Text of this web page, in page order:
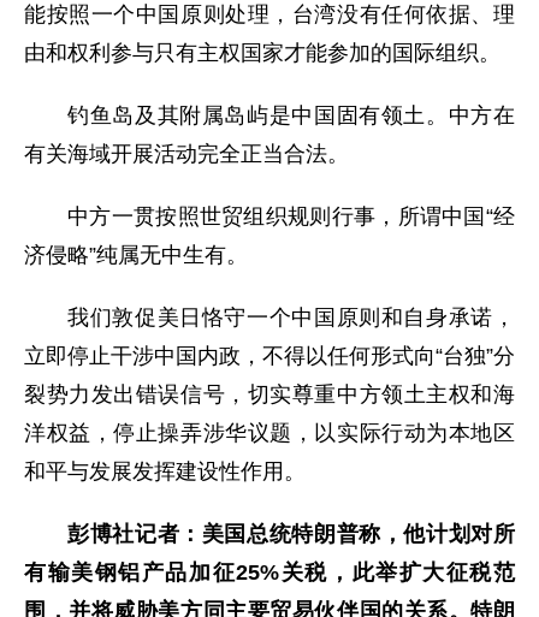
能按照一个中国原则处理，台湾没有任何依据、理
由和权利参与只有主权国家才能参加的国际组织。
钓鱼岛及其附属岛屿是中国固有领土。中方在
有关海域开展活动完全正当合法。
中方一贯按照世贸组织规则行事，所谓中国“经
济侵略”纯属无中生有。
我们敦促美日恪守一个中国原则和自身承诺，
立即停止干涉中国内政，不得以任何形式向“台独”分
裂势力发出错误信号，切实尊重中方领土主权和海
洋权益，停止操弄涉华议题，以实际行动为本地区
和平与发展发挥建设性作用。
彭博社记者：美国总统特朗普称，他计划对所
有输美钢铝产品加征25%关税，此举扩大征税范
围，并将威胁美方同主要贸易伙伴国的关系。特朗